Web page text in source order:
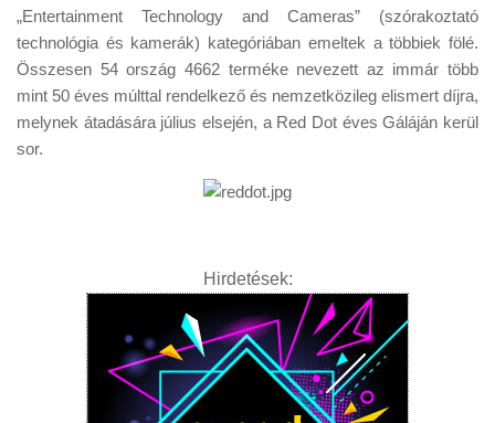
Helyszíni Riport
E-BB
„Entertainment Technology and Cameras” (szórakoztató
technológia és kamerák) kategóriában emeltek a többiek fölé.
Összesen 54 ország 4662 terméke nevezett az immár több
mint 50 éves múlttal rendelkező és nemzetközileg elismert díjra,
melynek átadására július elsején, a Red Dot éves Gáláján kerül
sor.
Hirdetések: